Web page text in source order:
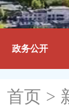
政务公开
首页 >